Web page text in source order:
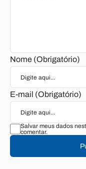
Nome (Obrigatório)
E-mail (Obrigatório)
Salvar meus dados
comentar.